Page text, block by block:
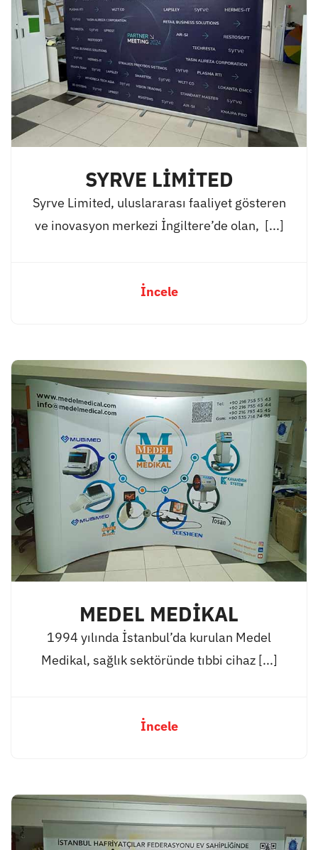
SYRVE LİMİTED
Syrve Limited, uluslararası faaliyet gösteren
ve inovasyon merkezi İngiltere’de olan, [...]
İncele
MEDEL MEDİKAL
1994 yılında İstanbul’da kurulan Medel
Medikal, sağlık sektöründe tıbbi cihaz [...]
İncele